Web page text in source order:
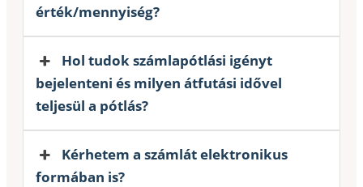
érték/mennyiség?
Hol tudok számlapótlási igényt
bejelenteni és milyen átfutási idővel
teljesül a pótlás?
Kérhetem a számlát elektronikus
formában is?